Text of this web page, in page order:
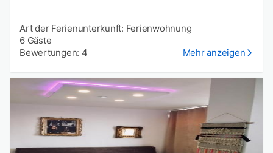
Art der Ferienunterkunft: Ferienwohnung
6 Gäste
Bewertungen: 4
Mehr anzeigen